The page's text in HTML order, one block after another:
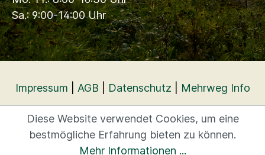
Sa.: 9:00-14:00 Uhr
Impressum AGB Datenschutz Mehrweg Info
Diese Website verwendet Cookies, um eine
bestmögliche Erfahrung bieten zu können.
Mehr Informationen ...